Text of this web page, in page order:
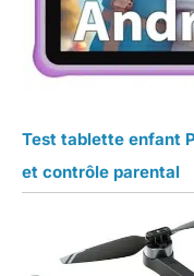
Test tablette enfant
et contrôle parental